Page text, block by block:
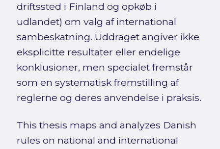
driftssted i Finland og opkøb i
udlandet) om valg af international
sambeskatning. Uddraget angiver ikke
eksplicitte resultater eller endelige
konklusioner, men specialet fremstår
som en systematisk fremstilling af
reglerne og deres anvendelse i praksis.
This thesis maps and analyzes Danish
rules on national and international